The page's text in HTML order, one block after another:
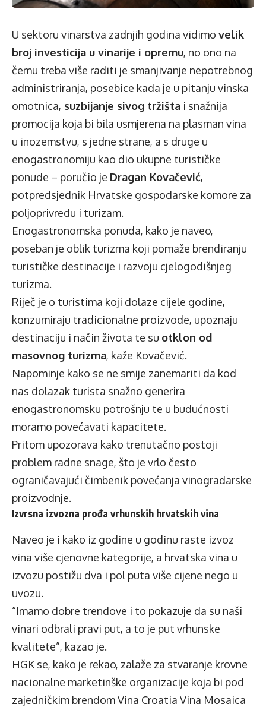
U sektoru vinarstva zadnjih godina vidimo velik
broj investicija u vinarije i opremu, no ono na
čemu treba više raditi je smanjivanje nepotrebnog
administriranja, posebice kada je u pitanju vinska
omotnica, suzbijanje sivog tržišta i snažnija
promocija koja bi bila usmjerena na plasman vina
u inozemstvu, s jedne strane, a s druge u
enogastronomiju kao dio ukupne turističke
ponude – poručio je Dragan Kovačević,
potpredsjednik Hrvatske gospodarske komore za
poljoprivredu i turizam.
Enogastronomska ponuda, kako je naveo,
poseban je oblik turizma koji pomaže brendiranju
turističke destinacije i razvoju cjelogodišnjeg
turizma.
Riječ je o turistima koji dolaze cijele godine,
konzumiraju tradicionalne proizvode, upoznaju
destinaciju i način života te su otklon od
masovnog turizma, kaže Kovačević.
Napominje kako se ne smije zanemariti da kod
nas dolazak turista snažno generira
enogastronomsku potrošnju te u budućnosti
moramo povećavati kapacitete.
Pritom upozorava kako trenutačno postoji
problem radne snage, što je vrlo često
ograničavajući čimbenik povećanja vinogradarske
proizvodnje.
Izvrsna izvozna prođa vrhunskih hrvatskih vina
Naveo je i kako iz godine u godinu raste izvoz
vina više cjenovne kategorije, a hrvatska vina u
izvozu postižu dva i pol puta više cijene nego u
uvozu.
“Imamo dobre trendove i to pokazuje da su naši
vinari odbrali pravi put, a to je put vrhunske
kvalitete”, kazao je.
HGK se, kako je rekao, zalaže za stvaranje krovne
nacionalne marketinške organizacije koja bi pod
zajedničkim brendom Vina Croatia Vina Mosaica